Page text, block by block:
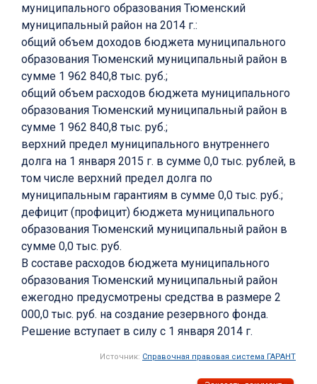
муниципального образования Тюменский
муниципальный район на 2014 г.:
общий объем доходов бюджета муниципального
образования Тюменский муниципальный район в
сумме 1 962 840,8 тыс. руб.;
общий объем расходов бюджета муниципального
образования Тюменский муниципальный район в
сумме 1 962 840,8 тыс. руб.;
верхний предел муниципального внутреннего
долга на 1 января 2015 г. в сумме 0,0 тыс. рублей, в
том числе верхний предел долга по
муниципальным гарантиям в сумме 0,0 тыс. руб.;
дефицит (профицит) бюджета муниципального
образования Тюменский муниципальный район в
сумме 0,0 тыс. руб.
В составе расходов бюджета муниципального
образования Тюменский муниципальный район
ежегодно предусмотрены средства в размере 2
000,0 тыс. руб. на создание резервного фонда.
Решение вступает в силу с 1 января 2014 г.
Источник: Справочная правовая система ГАРАНТ